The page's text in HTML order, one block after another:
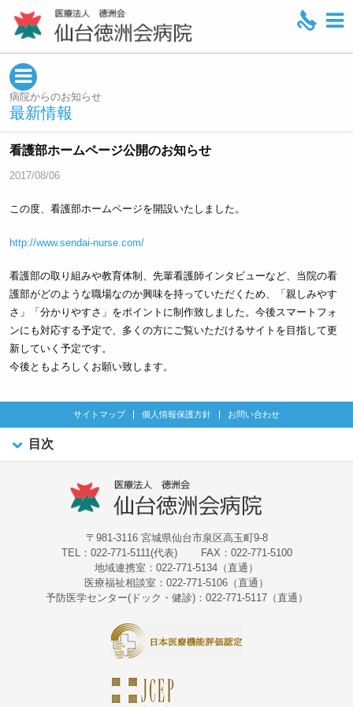
e
病院からのお知らせ
最新情報
看護部ホームページ公開のお知らせ
2017/08/06
この度、看護部ホームページを開設いたしました。
http://www.sendai-nurse.com/
看護部の取り組みや教育体制、先輩看護師インタビューなど、当院の看
護部がどのような職場なのか興味を持っていただくため、「親しみやす
さ」「分かりやすさ」をポイントに制作致しました。今後スマートフォ
ンにも対応する予定で、多くの方にご覧いただけるサイトを目指して更
新していく予定です。
今後ともよろしくお願い致します。
サイトマップ 個人情報保護方針 お問い合わせ
目次
〒981-3116 宮城県仙台市泉区高玉町9-8
TEL：022-771-5111(代表)
FAX：022-771-5100
地域連携室：022-771-5134（直通）
医療福祉相談室：022-771-5106（直通）
予防医学センター(ドック・健診)：022-771-5117（直通）